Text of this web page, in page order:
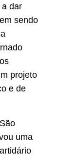
a dar
sendo
projeto
e de
uma